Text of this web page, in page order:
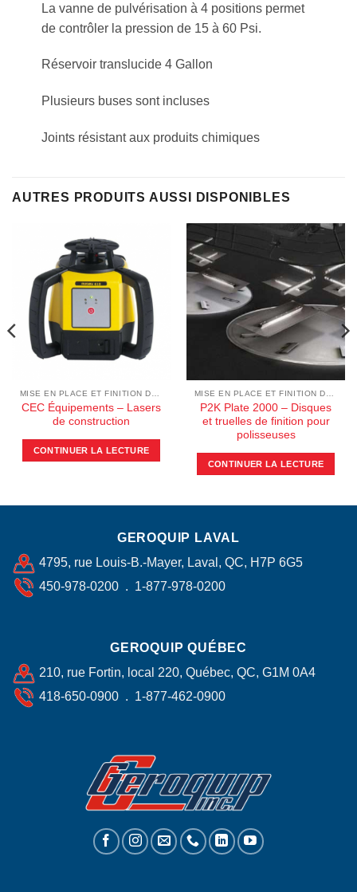
La vanne de pulvérisation à 4 positions permet
de contrôler la pression de 15 à 60 Psi.
Réservoir translucide 4 Gallon
Plusieurs buses sont incluses
Joints résistant aux produits chimiques
AUTRES PRODUITS AUSSI DISPONIBLES
CEC Équipements – Lasers
de construction
CONTINUER LA LECTURE
P2K Plate 2000 – Disques
et truelles de finition pour
polisseuses
CONTINUER LA LECTURE
GEROQUIP LAVAL
4795, rue Louis-B.-Mayer, Laval, QC, H7P 6G5
450-978-0200 . 1-877-978-0200
GEROQUIP QUÉBEC
210, rue Fortin, local 220, Québec, QC, G1M 0A4
418-650-0900 . 1-877-462-0900